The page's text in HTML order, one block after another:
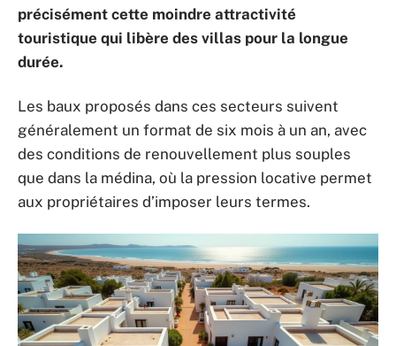
précisément cette moindre attractivité
touristique qui libère des villas pour la longue
durée.
Les baux proposés dans ces secteurs suivent
généralement un format de six mois à un an, avec
des conditions de renouvellement plus souples
que dans la médina, où la pression locative permet
aux propriétaires d’imposer leurs termes.